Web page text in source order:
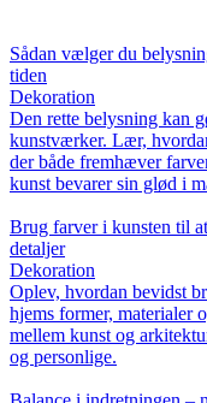
Sådan vælger du
tiden
Dekoration
Den rette belysning kan
kunstværker. Lær,
der både fremhæver
kunst bevarer sin glød i
Brug farver i kunsten til
detaljer
Dekoration
Oplev, hvordan bevidst
hjems former, materialer
mellem kunst og
og personlige.